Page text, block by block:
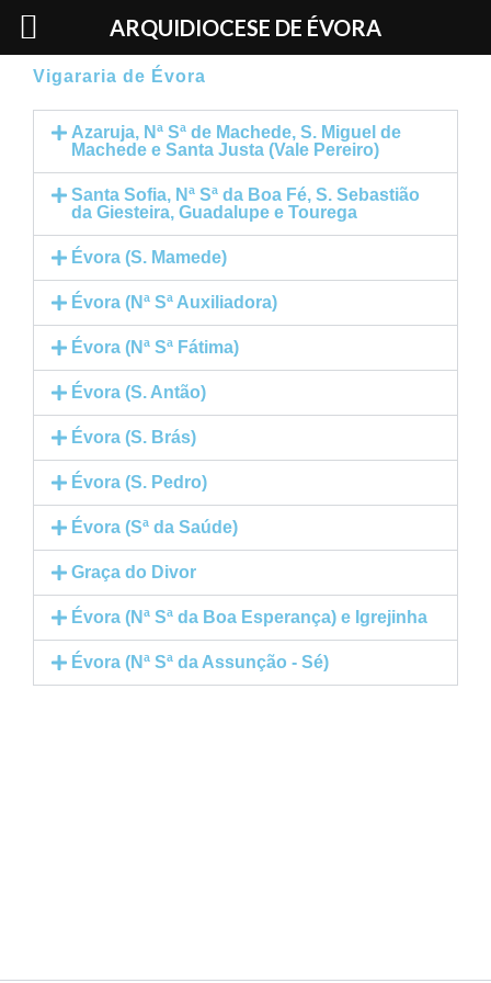
Skip
contentVigararia de Évora
Azaruja, Nª Sª de Machede, S. Miguel de
Machede e Santa Justa (Vale Pereiro)
Santa Sofia, Nª Sª da Boa Fé, S. Sebastião
da Giesteira, Guadalupe e Tourega
Évora (S. Mamede)
Évora (Nª Sª Auxiliadora)
Évora (Nª Sª Fátima)
Évora (S. Antão)
Évora (S. Brás)
Évora (S. Pedro)
Évora (Sª da Saúde)
Graça do Divor
Évora (Nª Sª da Boa Esperança) e Igrejinha
Évora (Nª Sª da Assunção - Sé)
ARQUIDIOCESE DE ÉVORA